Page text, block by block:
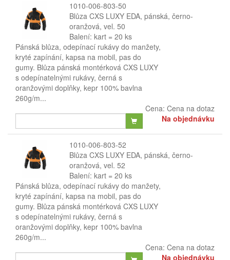
1010-006-803-50
Blůza CXS LUXY EDA, pánská, černo-
oranžová, vel. 50
Balení: kart = 20 ks
Pánská blůza, odepínací rukávy do manžety,
kryté zapínání, kapsa na mobil, pas do
gumy. Blůza pánská montérková CXS LUXY
s odepínatelnými rukávy, černá s
oranžovými doplňky, kepr 100% bavlna
260g/m...
Cena: Cena na dotaz
Na objednávku
1010-006-803-52
Blůza CXS LUXY EDA, pánská, černo-
oranžová, vel. 52
Balení: kart = 20 ks
Pánská blůza, odepínací rukávy do manžety,
kryté zapínání, kapsa na mobil, pas do
gumy. Blůza pánská montérková CXS LUXY
s odepínatelnými rukávy, černá s
oranžovými doplňky, kepr 100% bavlna
260g/m...
Cena: Cena na dotaz
Na objednávku